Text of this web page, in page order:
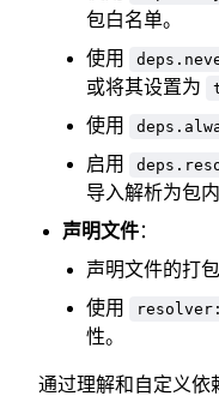
包白名单。
使用
或将其设置为
使用
启用
导入解析为包
声明文件：
声明文件的打
使用
性。
通过理解和自定义依